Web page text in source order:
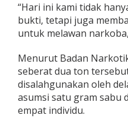
“Hari ini kami tidak
bukti, tetapi juga
untuk melawan
Menurut Badan
seberat dua ton
disalahgunakan oleh
asumsi satu gram sabu
empat individu.